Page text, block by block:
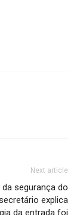
Next article
segurança do
explica
da entrada foi